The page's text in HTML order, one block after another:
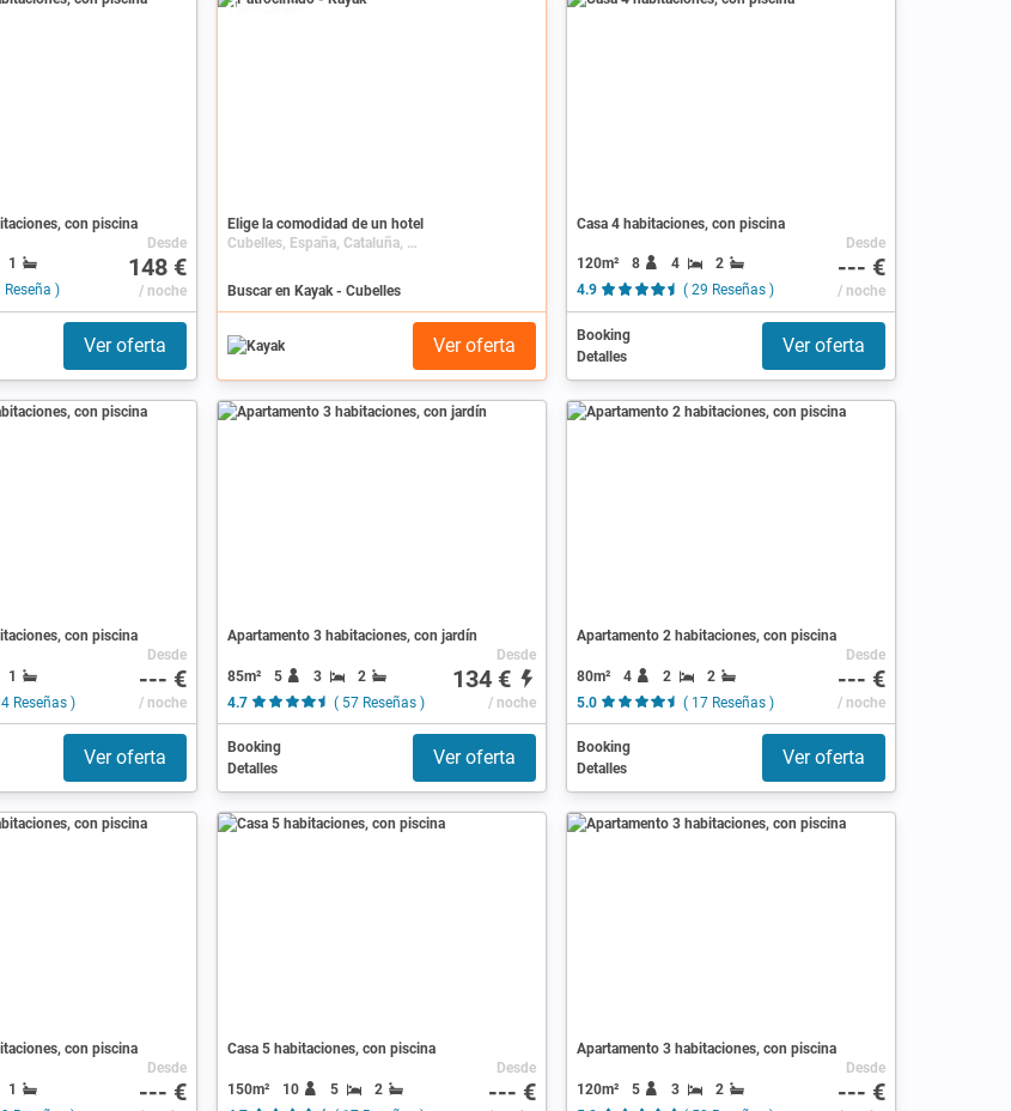
con piscina
1
Reseña )
Desde
148 €
/ noche
Ver oferta
Patrocinado
Elige la comodidad de un hotel
Cubelles, España, Cataluña, Costa Dorada
Buscar en Kayak - Cubelles
Ver oferta
Casa 4 habitaciones, con piscina
120m² 8 4
2
4.9
( 29 Reseñas )
Desde
--- €
/ noche
Booking
Detalles
Ver oferta
con piscina
1
Reseñas )
Desde
--- €
/ noche
Ver oferta
Apartamento 3 habitaciones, con jardín
85m² 5 3
2
4.7
( 57 Reseñas )
Desde
134 €
/ noche
Booking
Detalles
Ver oferta
Apartamento 2 habitaciones, con piscina
80m² 4 2
2
5.0
( 17 Reseñas )
Desde
--- €
/ noche
Booking
Detalles
Ver oferta
con piscina
1
Desde
--- €
Casa 5 habitaciones, con piscina
150m² 10 5
2
Desde
--- €
Apartamento 3 habitaciones, con piscina
120m² 5 3
2
Desde
--- €